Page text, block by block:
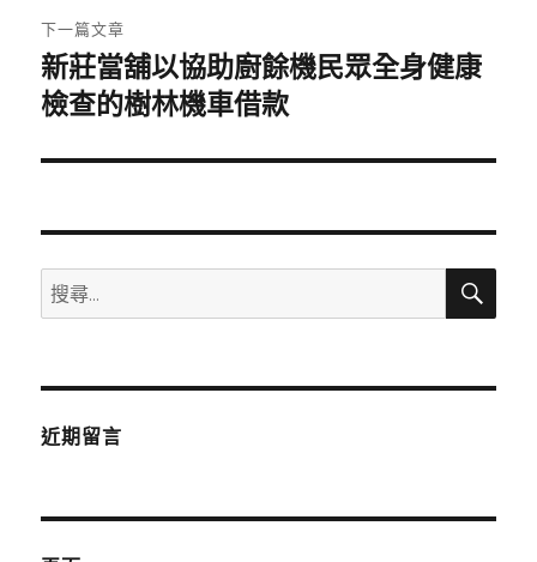
章:
下一篇文章
下
一
文
新莊當舖以協助廚餘機民眾全身健康
檢查的樹林機車借款
搜
尋
鍵
搜
近期留言